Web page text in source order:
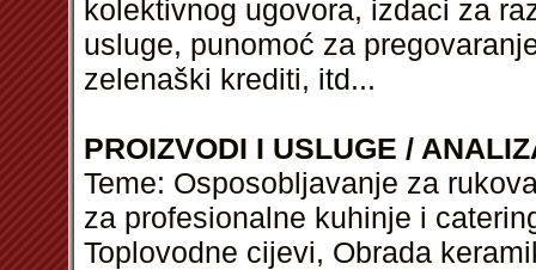
kolektivnog ugovora, izdaci za
usluge, punomoć za
zelenaški krediti, itd...
PROIZVODI I USLUGE /
Teme: Osposobljavanje za
za profesionalne kuhinje i
Toplovodne cijevi, Obrada